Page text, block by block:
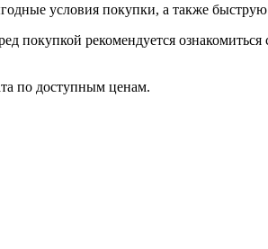
условия покупки, а также
покупкой рекомендуется ознакомиться
по доступным ценам.